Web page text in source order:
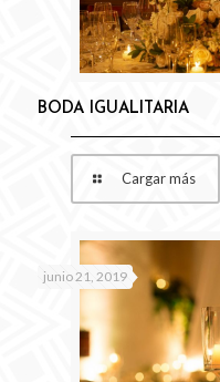
BODA IGUALITARIA
Cargar más
junio 21, 2019